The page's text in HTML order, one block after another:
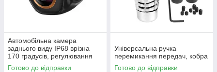
Автомобільна камера
заднього виду IP68 врізна
170 градусів, регулювання
об’єктиву
Готово до відправки
Універсальна ручка
перемикання передач, кобра
Готово до відправки